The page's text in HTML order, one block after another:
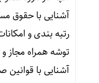
آشنایی با حقوق
رتبه بندی و
توشه همراه مجاز
آشنایی با قوانین